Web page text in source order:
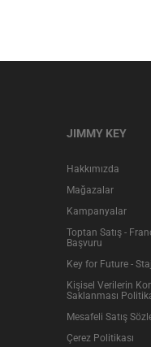
JIMMY KEY
Hakkımızda
Mağazalar
Kampanyalar
Toptan Satış -
Başvuru
Key for Future -
Kişisel Verilerin
Saklanması
Mesafeli Satış
Çerez Politikası